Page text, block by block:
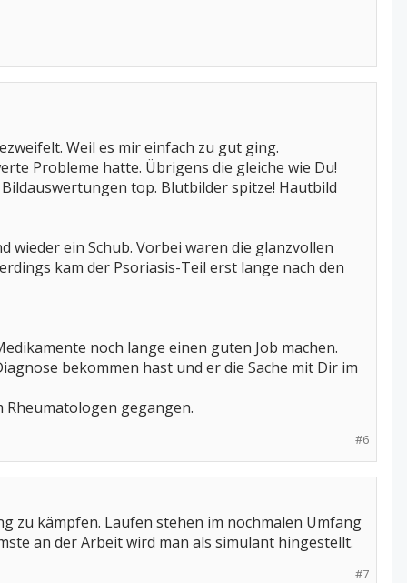
Weil es mir einfach zu gut ging.
Probleme hatte. Übrigens die gleiche wie Du!
top. Blutbilder spitze! Hautbild
wieder ein Schub. Vorbei waren die glanzvollen
kam der Psoriasis-Teil erst lange nach den
noch lange einen guten Job machen.
bekommen hast und er die Sache mit Dir im
Rheumatologen gegangen.
#6
zu kämpfen. Laufen stehen im nochmalen Umfang
an der Arbeit wird man als simulant hingestellt.
#7